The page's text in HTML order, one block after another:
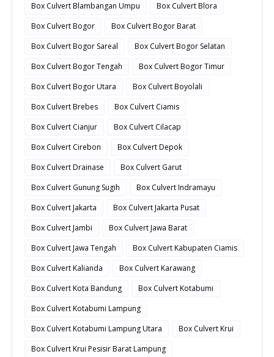
Box Culvert Blambangan Umpu
Box Culvert Blora
Box Culvert Bogor
Box Culvert Bogor Barat
Box Culvert Bogor Sareal
Box Culvert Bogor Selatan
Box Culvert Bogor Tengah
Box Culvert Bogor Timur
Box Culvert Bogor Utara
Box Culvert Boyolali
Box Culvert Brebes
Box Culvert Ciamis
Box Culvert Cianjur
Box Culvert Cilacap
Box Culvert Cirebon
Box Culvert Depok
Box Culvert Drainase
Box Culvert Garut
Box Culvert Gunung Sugih
Box Culvert Indramayu
Box Culvert Jakarta
Box Culvert Jakarta Pusat
Box Culvert Jambi
Box Culvert Jawa Barat
Box Culvert Jawa Tengah
Box Culvert Kabupaten Ciamis
Box Culvert Kalianda
Box Culvert Karawang
Box Culvert Kota Bandung
Box Culvert Kotabumi
Box Culvert Kotabumi Lampung
Box Culvert Kotabumi Lampung Utara
Box Culvert Krui
Box Culvert Krui Pesisir Barat Lampung